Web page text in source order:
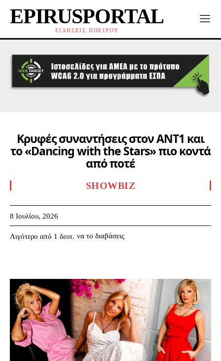
EPIRUSPORTAL
ΕΙΔΗΣΕΙΣ ΗΠΕΙΡΟΥ
Κρυφές συναντήσεις στον ΑΝΤ1 και
το «Dancing with the Stars» πιο κοντά
από ποτέ
SHOWBIZ
8 Ιουλίου, 2026
Λιγότερο από 1 δευτ. να το διαβάσεις